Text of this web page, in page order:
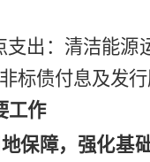
出： 清洁能源
标债付息及发
工作
保障， 强化基